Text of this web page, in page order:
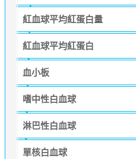
紅血球平均紅蛋白量
紅血球平均紅蛋白
血小板
嗜中性白血球
淋巴性白血球
單核白血球